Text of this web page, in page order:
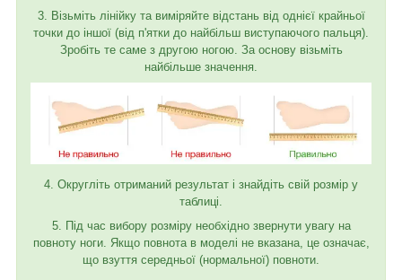
3. Візьміть лінійку та виміряйте відстань від однієї крайньої
точки до іншої (від п'ятки до найбільш виступаючого пальця).
Зробіть те саме з другою ногою. За основу візьміть
найбільше значення.
4. Округліть отриманий результат і знайдіть свій розмір у
таблиці.
5. Під час вибору розміру необхідно звернути увагу на
повноту ноги. Якщо повнота в моделі не вказана, це означає,
що взуття середньої (нормальної) повноти.